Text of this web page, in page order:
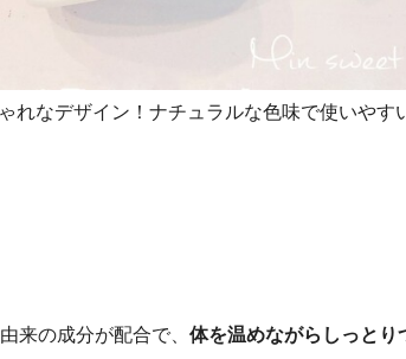
れなデザイン！ナチュラルな色味で使いやす
来の成分が配合で、 体を温めながらしっとり